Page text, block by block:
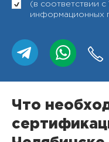
(в соответствии
информационных
Что